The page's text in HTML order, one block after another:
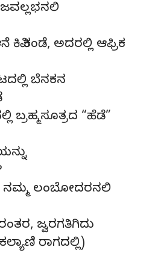
ಕಿವಿ ಕಂಡೆ, ಅದರಲ್ಲಿ ಆಫ್ರಿಕ
ಬೆನಕನ
ಬ್ರಹ್ಮಸೂತ್ರದ “ಹೆಡೆ”
ನಮ್ಮ ಲಂಬೋದರನಲಿ
ಜ್ವರಗತಿಗಿದು
ರಾಗದಲ್ಲಿ)